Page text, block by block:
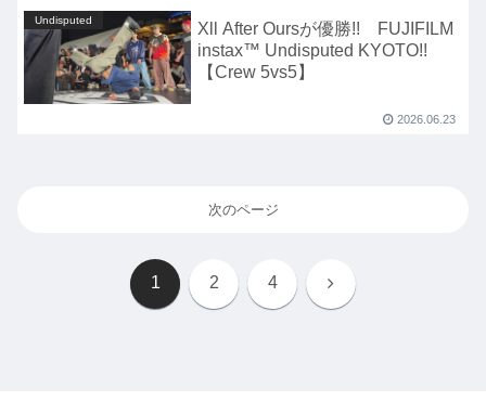
Undisputed
Xll After Oursが優勝!! FUJIFILM
instax™ Undisputed KYOTO!!
【Crew 5vs5】
2026.06.23
次のページ
1 2 4 次